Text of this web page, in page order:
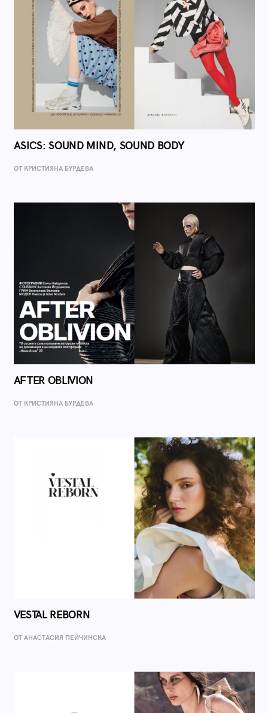
ASICS: SOUND MIND, SOUND BODY
ОТ КРИСТИЯНА БУРДЕВА
AFTER OBLIVION
ОТ КРИСТИЯНА БУРДЕВА
VESTAL REBORN
ОТ AНАСТАСИЯ ПЕЙЧИНСКА